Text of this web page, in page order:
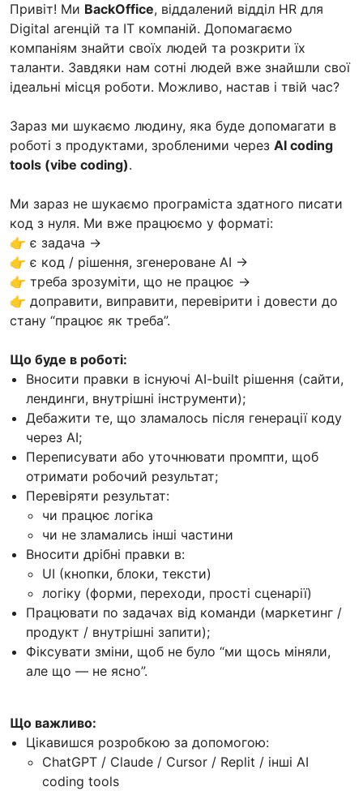
Привіт! Ми BackOffice, віддалений відділ HR для
Digital агенцій та IT компаній. Допомагаємо
компаніям знайти своїх людей та розкрити їх
таланти. Завдяки нам сотні людей вже знайшли свої
ідеальні місця роботи. Можливо, настав і твій час?
Зараз ми шукаємо людину, яка буде допомагати в
роботі з продуктами, зробленими через AI coding
tools (vibe coding).
Ми зараз не шукаємо програміста здатного писати
код з нуля. Ми вже працюємо у форматі:
👉 є задача →
👉 є код / рішення, згенероване AI →
👉 треба зрозуміти, що не працює →
👉 доправити, виправити, перевірити і довести до
стану “працює як треба”.
Що буде в роботі:
Вносити правки в існуючі AI-built рішення (сайти,
лендинги, внутрішні інструменти);
Дебажити те, що зламалось після генерації коду
через AI;
Переписувати або уточнювати промпти, щоб
отримати робочий результат;
Перевіряти результат:
чи працює логіка
чи не зламались інші частини
Вносити дрібні правки в:
UI (кнопки, блоки, тексти)
логіку (форми, переходи, прості сценарії)
Працювати по задачах від команди (маркетинг /
продукт / внутрішні запити);
Фіксувати зміни, щоб не було “ми щось міняли,
але що — не ясно”.
Що важливо:
Цікавишся розробкою за допомогою:
ChatGPT / Claude / Cursor / Replit / інші AI
coding tools